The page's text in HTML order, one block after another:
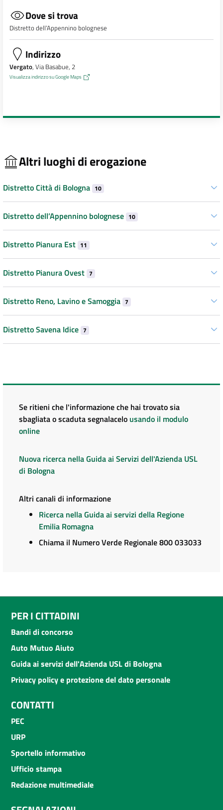
Dove si trova
Distretto dell’Appennino bolognese
Indirizzo
Vergato, Via Basabue, 2
Visualizza indirizzo su Google Maps
Altri luoghi di erogazione
Distretto Città di Bologna 10
Distretto dell’Appennino bolognese 10
Distretto Pianura Est 11
Distretto Pianura Ovest 7
Distretto Reno, Lavino e Samoggia 7
Distretto Savena Idice 7
Se ritieni che l'informazione che hai trovato sia
sbagliata o scaduta segnalacelo usando il modulo
online
Nuova ricerca nella Guida ai Servizi dell'Azienda USL
di Bologna
Altri canali di informazione
Ricerca nella Guida ai servizi della Regione
Emilia Romagna
Chiama il Numero Verde Regionale 800 033033
PER I CITTADINI
Bandi di concorso
Auto Mutuo Aiuto
Guida ai servizi dell'Azienda USL di Bologna
Privacy policy e protezione del dato personale
CONTATTI
PEC
URP
Sportello informativo
Ufficio stampa
Redazione multimediale